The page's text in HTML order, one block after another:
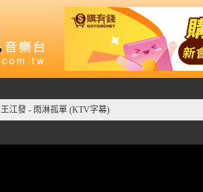
王江發 - 雨淋孤單 (KTV字幕)